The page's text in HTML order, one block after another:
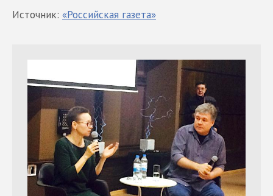
Источник: «Российская газета»